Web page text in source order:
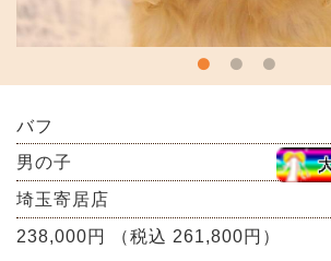
バフ
男の子
埼玉寄居店
238,000円 （税込 261,800円）